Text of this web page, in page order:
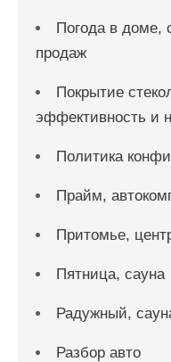
Погода в доме,
продаж
Покрытие
эффективность и
Политика
Прайм,
Притомье,
Пятница, сауна
Радужный,
Разбор авто